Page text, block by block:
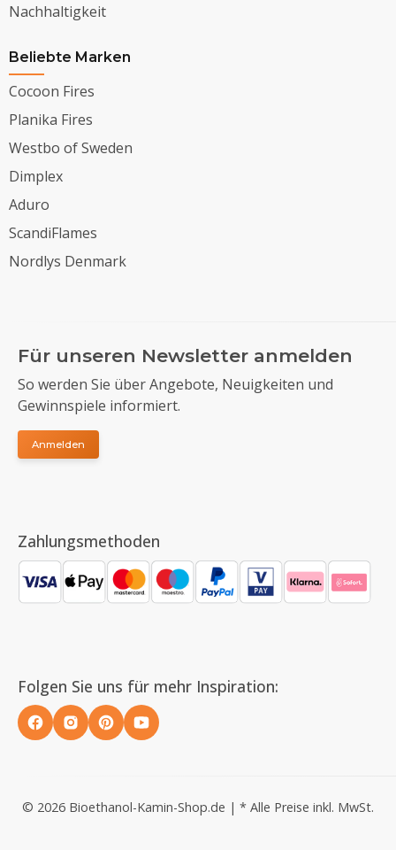
Nachhaltigkeit
Beliebte Marken
Cocoon Fires
Planika Fires
Westbo of Sweden
Dimplex
Aduro
ScandiFlames
Nordlys Denmark
Für unseren Newsletter anmelden
So werden Sie über Angebote, Neuigkeiten und
Gewinnspiele informiert.
Anmelden
Zahlungsmethoden
Folgen Sie uns für mehr Inspiration:
© 2026 Bioethanol-Kamin-Shop.de | * Alle Preise inkl. MwSt.